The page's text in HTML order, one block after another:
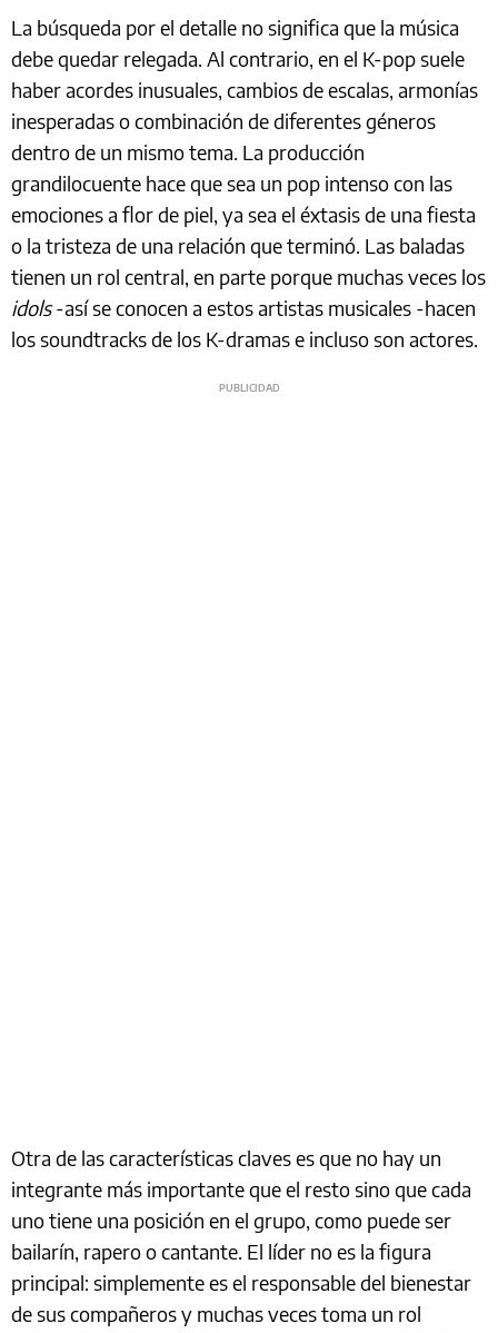
La búsqueda por el detalle no significa que la música
debe quedar relegada. Al contrario, en el K-pop suele
haber acordes inusuales, cambios de escalas, armonías
inesperadas o combinación de diferentes géneros
dentro de un mismo tema. La producción
grandilocuente hace que sea un pop intenso con las
emociones a flor de piel, ya sea el éxtasis de una fiesta
o la tristeza de una relación que terminó. Las baladas
tienen un rol central, en parte porque muchas veces los
idols-así se conocen a estos artistas musicales -hacen
los soundtracks de los K-dramas e incluso son actores.
Otra de las características claves es que no hay un
integrante más importante que el resto sino que cada
uno tiene una posición en el grupo, como puede ser
bailarín, rapero o cantante. El líder no es la figura
principal: simplemente es el responsable del bienestar
de sus compañeros y muchas veces toma un rol